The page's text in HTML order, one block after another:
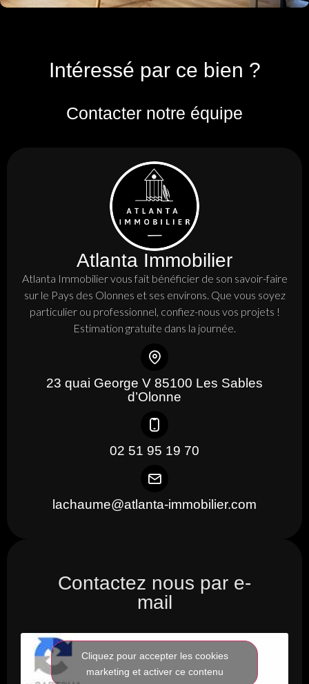
Intéressé par ce bien ?
Contacter notre équipe
Atlanta Immobilier
Atlanta Immobilier vous fait bénéficier de son savoir-faire
sur le Pays des Olonnes et ses environs. Que vous soyez
particulier ou professionnel, confiez-nous vos projets !
Estimation gratuite dans la journée.
23 quai George V 85100 Les Sables
d’Olonne
02 51 95 19 70
lachaume@atlanta-immobilier.com
Contactez nous par e-
mail
Cliquez pour accepter les cookies
marketing et activer ce contenu